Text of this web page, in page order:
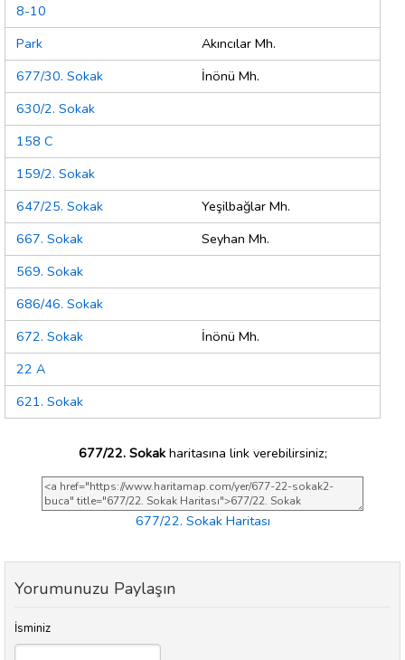
8-10
Park
Akıncılar Mh.
677/30. Sokak
İnönü Mh.
630/2. Sokak
158 C
159/2. Sokak
647/25. Sokak
Yeşilbağlar Mh.
667. Sokak
Seyhan Mh.
569. Sokak
686/46. Sokak
672. Sokak
İnönü Mh.
22 A
621. Sokak
677/22. Sokakharitasına link verebilirsiniz;
677/22. Sokak Haritası
Yorumunuzu Paylaşın
İsminiz